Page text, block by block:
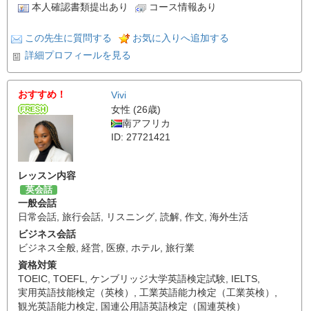
本人確認書類提出あり
コース情報あり
この先生に質問する
お気に入りへ追加する
詳細プロフィールを見る
おすすめ！
Vivi
女性 (26歳)
南アフリカ
ID: 27721421
レッスン内容
英会話
一般会話
日常会話, 旅行会話, リスニング, 読解, 作文, 海外生活
ビジネス会話
ビジネス全般, 経営, 医療, ホテル, 旅行業
資格対策
TOEIC, TOEFL, ケンブリッジ大学英語検定試験, IELTS,
実用英語技能検定（英検） , 工業英語能力検定（工業英検） ,
観光英語能力検定, 国連公用語英語検定（国連英検）